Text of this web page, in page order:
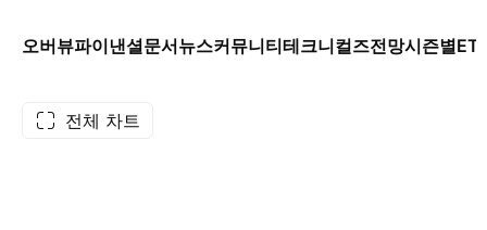
오버뷰파이낸셜문서뉴스커뮤니티테크니컬즈전망시즌별
전체 차트